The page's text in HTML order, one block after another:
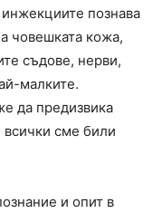
познава
човешката кожа,
съдове, нерви,
малките.
да предизвика
сме били
и опит в